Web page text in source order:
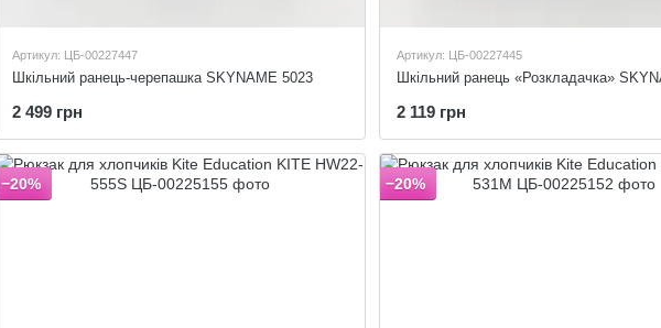
Артикул: ЦБ-00227447
Шкільний ранець-черепашка SKYNAME 5023
2 499 грн
Артикул: ЦБ-00227445
Шкільний ранець «Розкладачка»
2 119 грн
−20% −20%